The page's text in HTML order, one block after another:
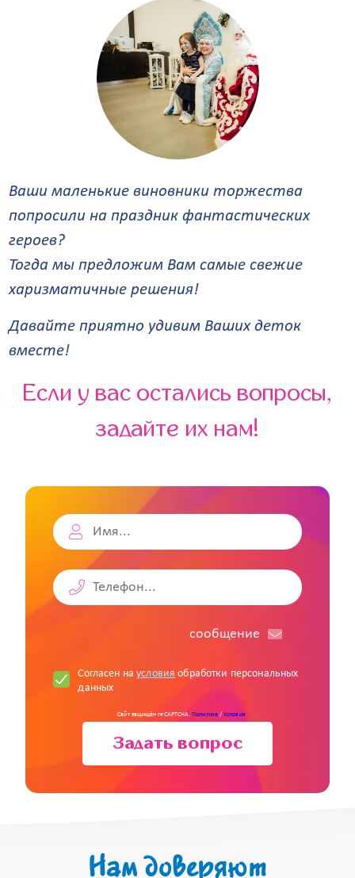
Ваши маленькие виновники торжества
попросили на праздник фантастических
героев?
Тогда мы предложим Вам самые свежие
харизматичные решения!
Давайте приятно удивим Ваших деток
вместе!
Если у вас остались вопросы,
задайте их нам!
cообщение
Согласен наусловия обработки персональных
данных
Сайт защищён reCAPTCHA.Политика/Условия
Задать вопрос
Нам доверяют